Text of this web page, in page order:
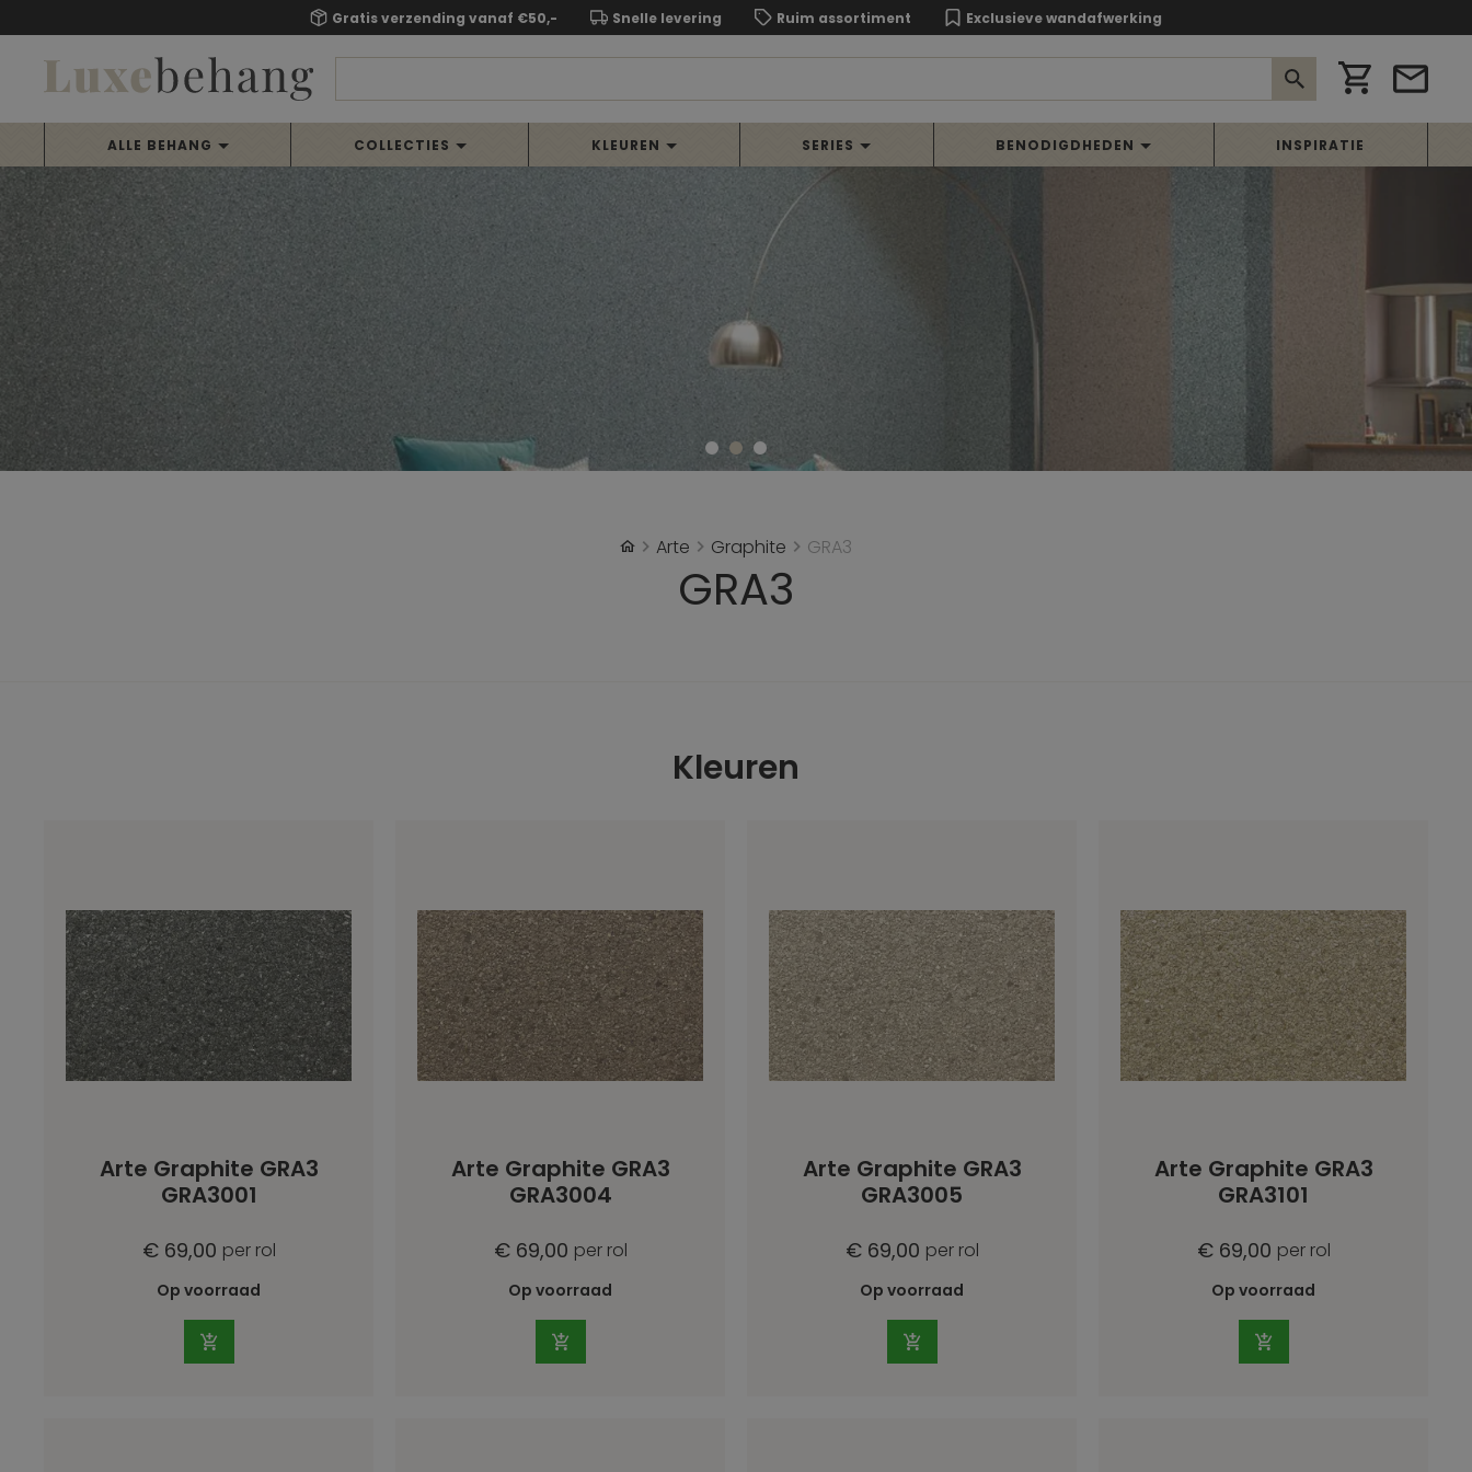
Gratis verzending vanaf €50,- Snelle levering Ruim assortiment Exclusieve wandafwerking
ALLE BEHANG COLLECTIES KLEUREN SERIES BENODIGDHEDEN INSPIRATIE
Arte Graphite GRA3
GRA3
Kleuren
Arte Graphite GRA3
GRA3001
€ 69,00 per rol
Op voorraad
Arte Graphite GRA3
GRA3004
€ 69,00 per rol
Op voorraad
Arte Graphite GRA3
GRA3005
€ 69,00 per rol
Op voorraad
Arte Graphite GRA3
GRA3101
€ 69,00 per rol
Op voorraad